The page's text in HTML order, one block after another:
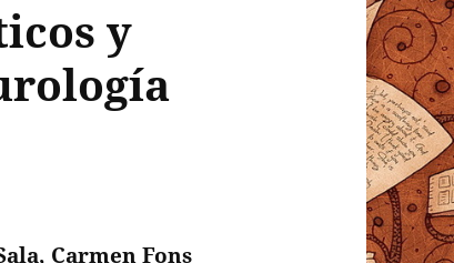
y
Carmen Fons